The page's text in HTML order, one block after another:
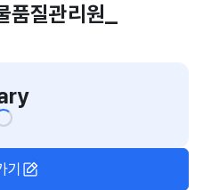
질관리원_
기